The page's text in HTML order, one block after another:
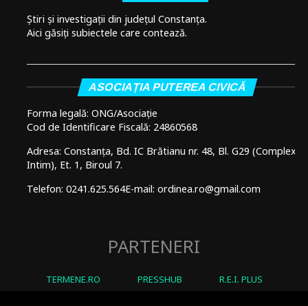
Știri și investigații din județul Constanța.
Aici găsiți subiectele care contează.
ASOCIAȚIA PUTEREA CIVICĂ
Forma legală: ONG/Asociație
Cod de Identificare Fiscală: 24860568
Adresa: Constanța, Bd. IC Brătianu nr. 48, Bl. G29 (Complex
Intim), Et. 1, Biroul 7.
Telefon: 0241.625.564E-mail: ordinea.ro@gmail.com
PARTENERI
TERMENE.RO PRESSHUB R.E.I. PLUS